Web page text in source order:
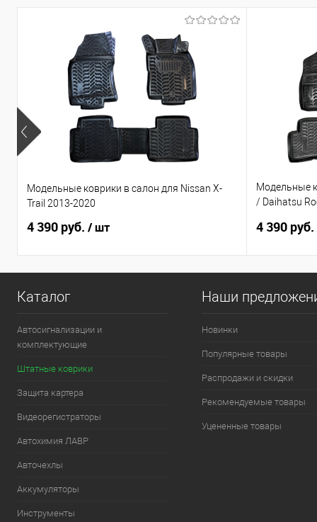
Модельные коврики в салон для Nissan X-
Trail 2013-2020
4 390 руб. / шт
Модельные
/ Daihatsu
4 390 руб.
Каталог
Автосигнализации и
комплектующие
Штатные коврики
Защита картера
Видеорегистраторы
Автохимия ЛАВР
Авточехлы
Аккумуляторы
Инструменты
Наши
Новинки
Популярные товары
Распродажи и скидки
Рекомендуемые товары
Уцененные товары